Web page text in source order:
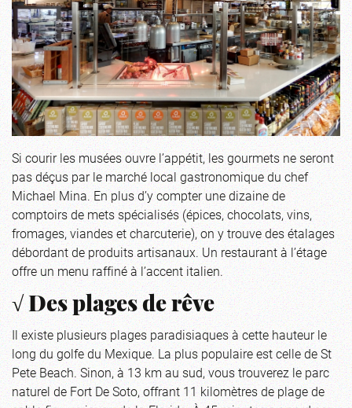
Si courir les musées ouvre l’appétit, les gourmets ne seront
pas déçus par le marché local gastronomique du chef
Michael Mina. En plus d’y compter une dizaine de
comptoirs de mets spécialisés (épices, chocolats, vins,
fromages, viandes et charcuterie), on y trouve des étalages
débordant de produits artisanaux. Un restaurant à l’étage
offre un menu raffiné à l’accent italien.
√ Des plages de rêve
Il existe plusieurs plages paradisiaques à cette hauteur le
long du golfe du Mexique. La plus populaire est celle de St
Pete Beach. Sinon, à 13 km au sud, vous trouverez le parc
naturel de Fort De Soto, offrant 11 kilomètres de plage de